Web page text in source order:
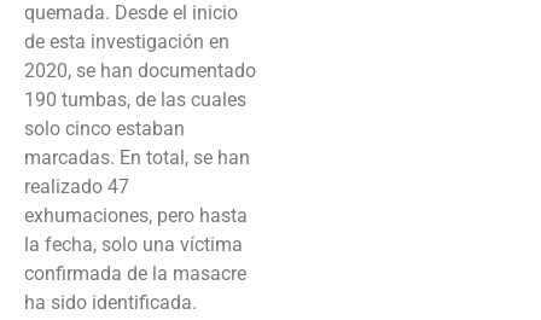
quemada. Desde el inicio
de esta investigación en
2020, se han documentado
190 tumbas, de las cuales
solo cinco estaban
marcadas. En total, se han
realizado 47
exhumaciones, pero hasta
la fecha, solo una víctima
confirmada de la masacre
ha sido identificada.